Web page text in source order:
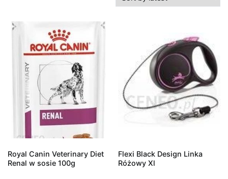
Royal Canin Veterinary Diet
Renal w sosie 100g
Flexi Black Design Linka
Różowy Xl